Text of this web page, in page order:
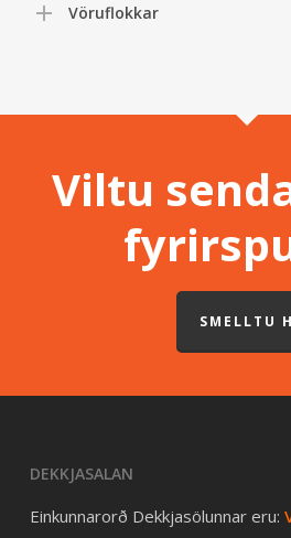
Vöruflokkar
Viltu
SMELLTU
DEKKJASALAN
Einkunnarorð Dekkjasölunnar eru: